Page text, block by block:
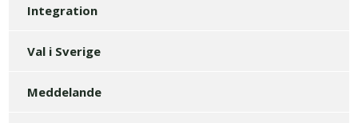
Integration
Val i Sverige
Meddelande